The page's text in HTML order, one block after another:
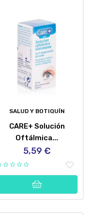
SALUD Y BOTIQUÍN
CARE+ Solución
Oftálmica...
Precio
5,59 €